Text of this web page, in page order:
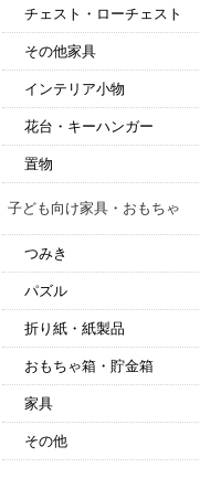
チェスト・ローチェスト
その他家具
インテリア小物
花台・キーハンガー
置物
子ども向け家具・おもちゃ
つみき
パズル
折り紙・紙製品
おもちゃ箱・貯金箱
家具
その他